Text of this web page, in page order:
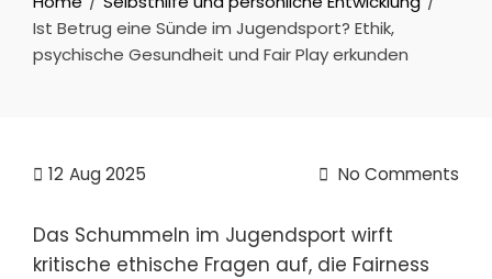
Ist Betrug eine Sünde im Jugendsport? Ethik,
psychische Gesundheit und Fair Play erkunden
12 Aug 2025 No Comments
Das Schummeln im Jugendsport wirft
kritische ethische Fragen auf, die Fairness